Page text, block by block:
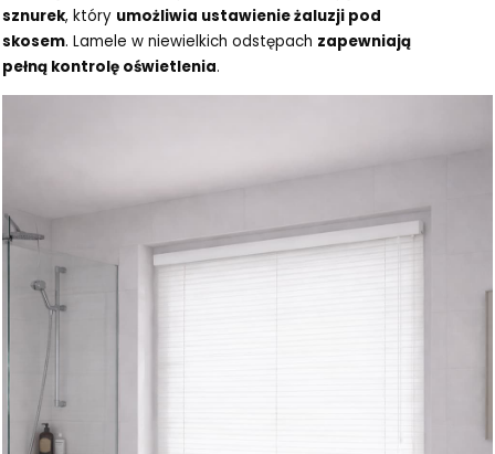
sznurek, który umożliwia ustawienie żaluzji pod
skosem. Lamele w niewielkich odstępach zapewniają
pełną kontrolę oświetlenia.